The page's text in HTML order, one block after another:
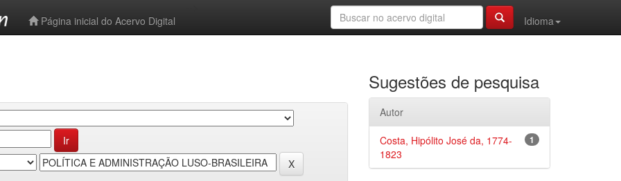
Página inicial do Acervo Digital
Idioma
Sugestões de pesquisa
Autor
1
Costa, Hipólito José da, 1774-
1823